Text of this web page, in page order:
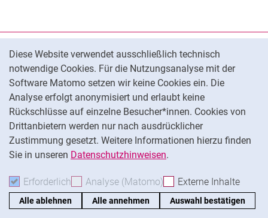
Diese Website verwendet ausschließlich technisch
notwendige Cookies. Für die Nutzungsanalyse mit der
Software Matomo setzen wir keine Cookies ein. Die
Analyse erfolgt anonymisiert und erlaubt keine
Rückschlüsse auf einzelne Besucher*innen. Cookies von
Drittanbietern werden nur nach ausdrücklicher
Zustimmung gesetzt. Weitere Informationen hierzu finden
Sie in unseren Datenschutzhinweisen.
Erforderlich Erforderliche Cookies akzeptieren
Analyse (Matomo) Analyse-Cookies
Externe Inhalte
Alle ablehnen Alle annehmen Auswahl bestätigen
Datenschutz
Barrierefreiheit
Transparenter KI-Einsatz
Impressum
Cookie-Einstellungen